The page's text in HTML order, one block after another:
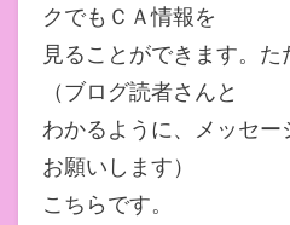
クでもＣＡ情報を
見ることができます。
（ブログ読者さんと
わかるように、メッセー
お願いします）
こちらです。